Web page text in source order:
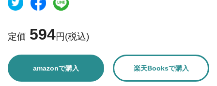
定価 594円(税込)
amazonで購入 楽天Booksで購入